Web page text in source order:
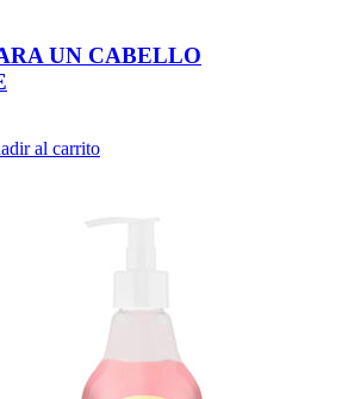
UN CABELLO
al carrito